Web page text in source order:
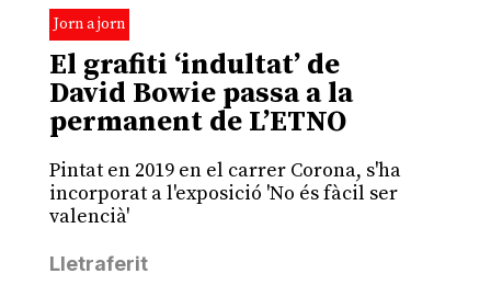
Jorn a jorn
El grafiti ‘indultat’ de
David Bowie passa a la
permanent de L’ETNO
Pintat en 2019 en el carrer Corona, s'ha
incorporat a l'exposició 'No és fàcil ser
valencià'
Lletraferit